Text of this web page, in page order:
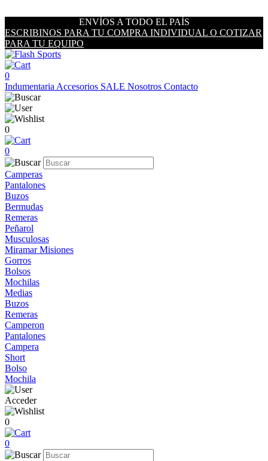
ENVÍOS A TODO EL PAÍS
ESCRIBINOS PARA TU COMPRA INDIVIDUAL O COTIZAR
PARA TU EQUIPO
0
Indumentaria Accesorios SALE Nosotros Contacto
0
0
Camperas
Pantalones
Buzos
Bermudas
Remeras
Peñarol
Musculosas
Miramar Misiones
Gorros
Bolsos
Mochilas
Medias
Buzos
Remeras
Camperon
Pantalones
Campera
Short
Bolso
Mochila
Acceder
0
0